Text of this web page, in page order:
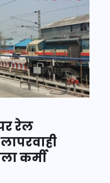
रेल
कर्मी